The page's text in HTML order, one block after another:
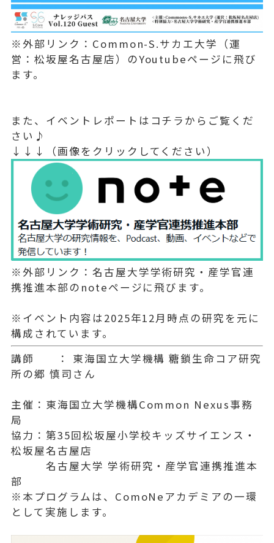
※外部リンク：Common-S.サカエ大学（運
営：松坂屋名古屋店）のYoutubeページに飛び
ます。
また、イベントレポートはコチラからご覧くだ
さい♪
↓↓↓（画像をクリックしてください）
※外部リンク：名古屋大学学術研究・産学官連
携推進本部のnoteページに飛びます。
※イベント内容は2025年12月時点の研究を元に
構成されています。
講師 ： 東海国立大学機構 糖鎖生命コア研究
所の郷 慎司さん
主催：東海国立大学機構Common Nexus事務
局
協力：第35回松坂屋小学校キッズサイエンス・
松坂屋名古屋店
名古屋大学 学術研究・産学官連携推進本
部
※本プログラムは、ComoNeアカデミアの一環
として実施します。